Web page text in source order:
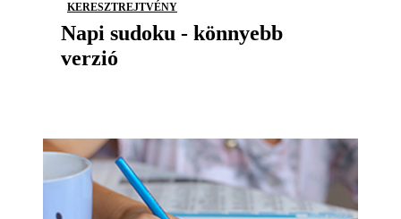
KERESZTREJTVÉNY
Napi sudoku - könnyebb
verzió